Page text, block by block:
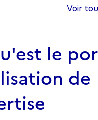
le
de